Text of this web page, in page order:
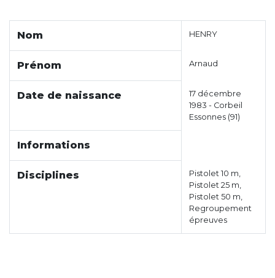
Nom HENRY
Prénom Arnaud
Date de naissance
17 décembre
1983 - Corbeil
Essonnes (91)
Informations
Disciplines
Pistolet 10 m,
Pistolet 25 m,
Pistolet 50 m,
Regroupement
épreuves